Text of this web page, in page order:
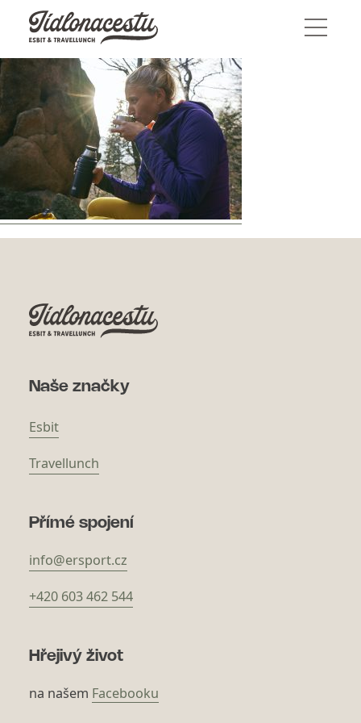
Naše značky
Esbit
Travellunch
Přímé spojení
info@ersport.cz
+420 603 462 544
Hřejivý život
na našem Facebooku